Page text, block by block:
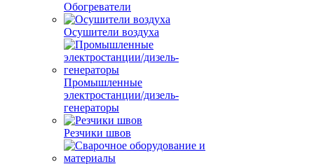
Обогреватели
Осушители воздуха
Промышленные
электростанции/дизель-
генераторы
Резчики швов